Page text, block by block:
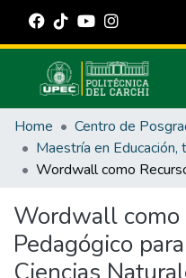
Communities & Collections
All of DSpace
Statistics
Estadísticas Externas
Manuales
Home
Centro de
Wordwall como
Pedagógico